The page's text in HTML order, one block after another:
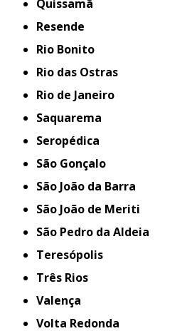
Quissamã
Resende
Rio Bonito
Rio das Ostras
Rio de Janeiro
Saquarema
Seropédica
São Gonçalo
São João da Barra
São João de Meriti
São Pedro da Aldeia
Teresópolis
Três Rios
Valença
Volta Redonda